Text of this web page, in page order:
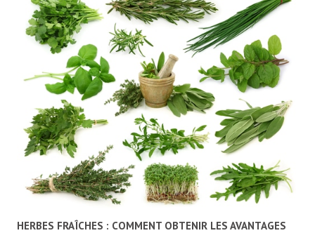
HERBES FRAÎCHES : COMMENT OBTENIR LES AVANTAGES